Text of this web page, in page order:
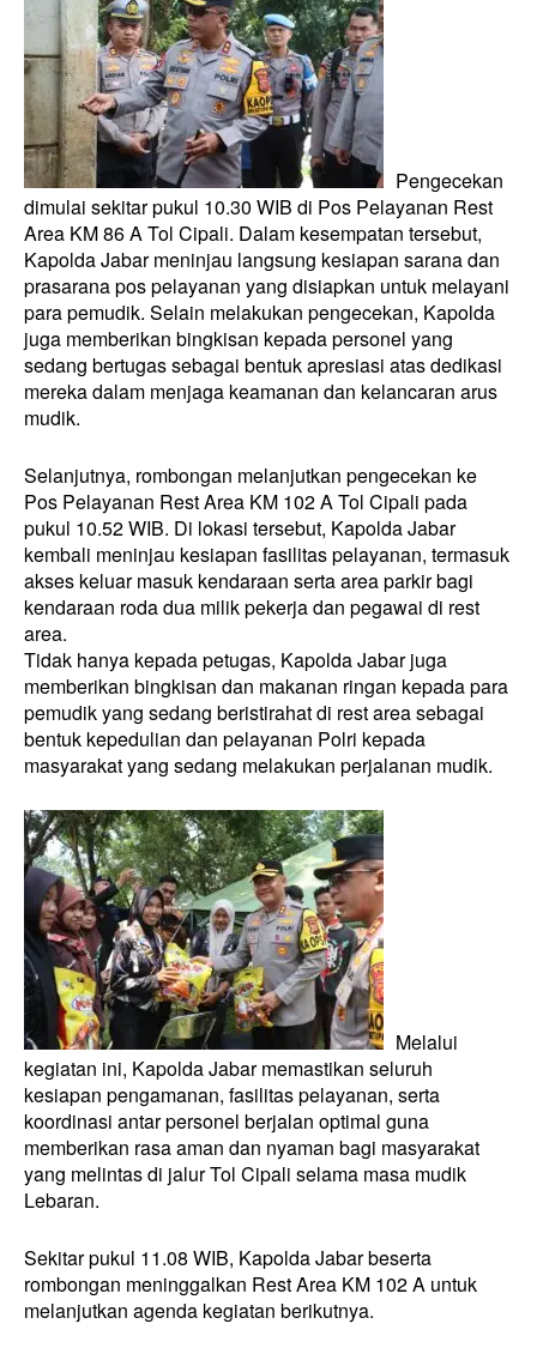
Pengecekan
dimulai sekitar pukul 10.30 WIB di Pos Pelayanan Rest
Area KM 86 A Tol Cipali. Dalam kesempatan tersebut,
Kapolda Jabar meninjau langsung kesiapan sarana dan
prasarana pos pelayanan yang disiapkan untuk melayani
para pemudik. Selain melakukan pengecekan, Kapolda
juga memberikan bingkisan kepada personel yang
sedang bertugas sebagai bentuk apresiasi atas dedikasi
mereka dalam menjaga keamanan dan kelancaran arus
mudik.
Selanjutnya, rombongan melanjutkan pengecekan ke
Pos Pelayanan Rest Area KM 102 A Tol Cipali pada
pukul 10.52 WIB. Di lokasi tersebut, Kapolda Jabar
kembali meninjau kesiapan fasilitas pelayanan, termasuk
akses keluar masuk kendaraan serta area parkir bagi
kendaraan roda dua milik pekerja dan pegawai di rest
area.
Tidak hanya kepada petugas, Kapolda Jabar juga
memberikan bingkisan dan makanan ringan kepada para
pemudik yang sedang beristirahat di rest area sebagai
bentuk kepedulian dan pelayanan Polri kepada
masyarakat yang sedang melakukan perjalanan mudik.
Melalui
kegiatan ini, Kapolda Jabar memastikan seluruh
kesiapan pengamanan, fasilitas pelayanan, serta
koordinasi antar personel berjalan optimal guna
memberikan rasa aman dan nyaman bagi masyarakat
yang melintas di jalur Tol Cipali selama masa mudik
Lebaran.
Sekitar pukul 11.08 WIB, Kapolda Jabar beserta
rombongan meninggalkan Rest Area KM 102 A untuk
melanjutkan agenda kegiatan berikutnya.